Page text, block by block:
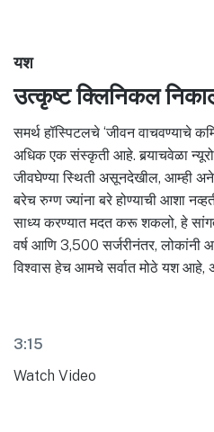
यश
उत्कृष्ट क्लिनिकल
समर्थ हॉस्पिटलचे ‘जीवन वाचवण्याचे
अधिक एक संस्कृती आहे. बर्‍याचवेळा
जीवघेण्या स्थिती असूनदेखील, आम्ही
बरेच रुग्ण ज्यांना बरे होण्याची आशा
साध्य करण्यात मदत करू शकलो, हे
वर्ष आणि 3,500 सर्जरीनंतर, लोकांनी
विश्वास हेच आमचे सर्वात मोठे यश आहे,
3:15
Watch Video